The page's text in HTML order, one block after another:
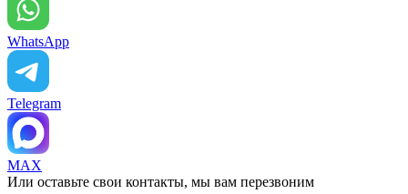
WhatsApp
Telegram
MAX
Или оставьте свои контакты, мы вам перезвоним